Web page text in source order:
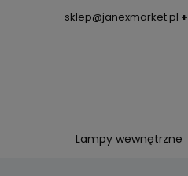
sklep@janexmarket.pl
Lampy wewnętrzne